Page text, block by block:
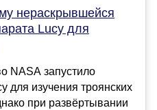
нераскрывшейся
Lucy для
NASA запустило
для изучения троянских
при развёртывании